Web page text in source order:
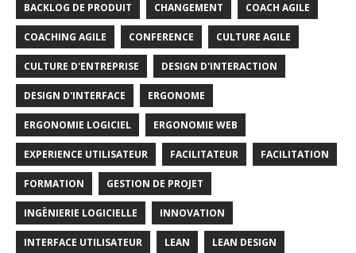
BACKLOG DE PRODUIT CHANGEMENT COACH AGILE
COACHING AGILE CONFERENCE CULTURE AGILE
CULTURE D'ENTREPRISE DESIGN D'INTERACTION
DESIGN D'INTERFACE ERGONOME
ERGONOMIE LOGICIEL ERGONOMIE WEB
EXPERIENCE UTILISATEUR FACILITATEUR FACILITATION
FORMATION GESTION DE PROJET
INGÈNIERIE LOGICIELLE INNOVATION
INTERFACE UTILISATEUR LEAN LEAN DESIGN